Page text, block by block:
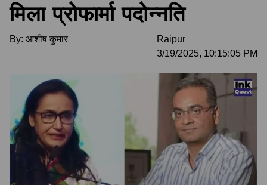
मिला प्रोफार्मा पदोन्नति
By: आशीष कुमार
Raipur
3/19/2025, 10:15:05 PM